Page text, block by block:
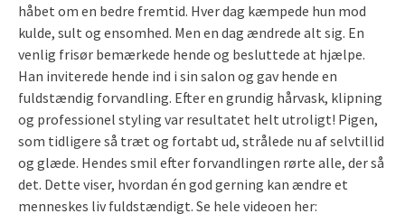
håbet om en bedre fremtid. Hver dag kæmpede hun mod
kulde, sult og ensomhed. Men en dag ændrede alt sig. En
venlig frisør bemærkede hende og besluttede at hjælpe.
Han inviterede hende ind i sin salon og gav hende en
fuldstændig forvandling. Efter en grundig hårvask, klipning
og professionel styling var resultatet helt utroligt! Pigen,
som tidligere så træt og fortabt ud, strålede nu af selvtillid
og glæde. Hendes smil efter forvandlingen rørte alle, der så
det. Dette viser, hvordan én god gerning kan ændre et
menneskes liv fuldstændigt. Se hele videoen her: